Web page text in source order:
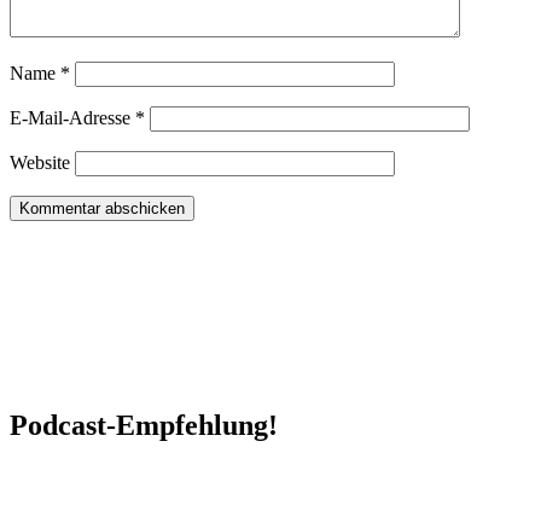
Name *
E-Mail-Adresse *
Website
Podcast-Empfehlung!